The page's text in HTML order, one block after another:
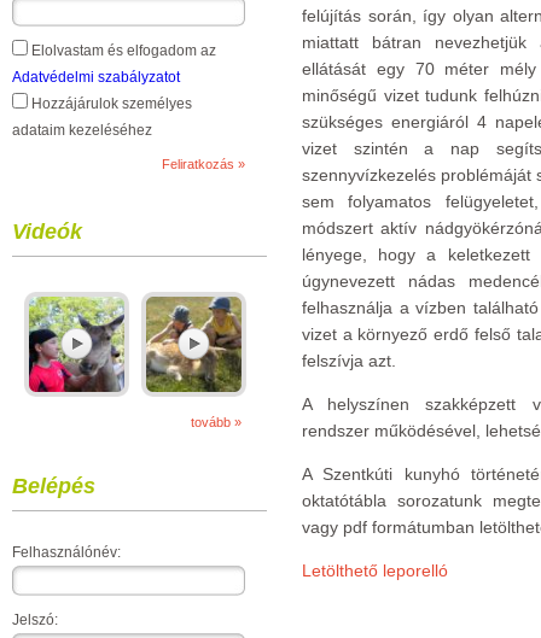
Elolvastam és elfogadom az
Adatvédelmi szabályzatot
Hozzájárulok személyes
adataim kezeléséhez
Videók
tovább »
Belépés
Felhasználónév:
Jelszó:
felújítás során, így olyan
miattatt bátran
ellátását egy 70 méter
minőségű vizet tudunk
szükséges energiáról 4
vizet szintén a nap
szennyvízkezelés problémáját
sem folyamatos
módszert aktív
lényege, hogy a
úgynevezett nádas
felhasználja a vízben
vizet a környező erdő felső
felszívja azt.
A helyszínen szakképzett
rendszer működésével,
A Szentkúti kunyhó
oktatótábla sorozatunk
vagy pdf formátumban
Letölthető leporelló